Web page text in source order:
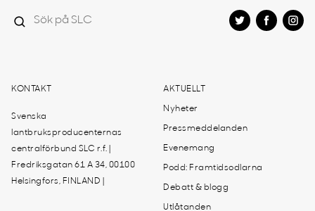
KONTAKT
Svenska
lantbruksproducenternas
centralförbund SLC r.f. |
Fredriksgatan 61 A 34, 00100
Helsingfors, FINLAND |
AKTUELLT
Nyheter
Pressmeddelanden
Evenemang
Podd: Framtidsodlarna
Debatt & blogg
Utlåtanden